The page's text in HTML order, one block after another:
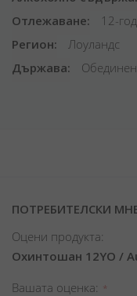
Отлежаване
12-
Регион
Лоуландс
Държава
ПОТРЕБИТЕЛСКИ
Оцени продукта:
Охинтошан 12YO /
Вашата оценка